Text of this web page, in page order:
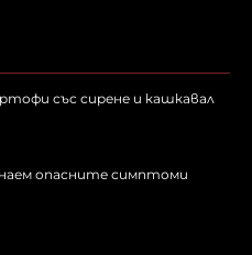
със сирене и кашкавал
опасните симптоми